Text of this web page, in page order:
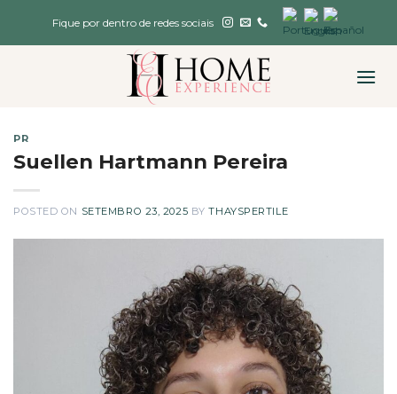
Fique por dentro de redes sociais
PR
Suellen Hartmann Pereira
POSTED ON SETEMBRO 23, 2025 BYTHAYSPERTILE